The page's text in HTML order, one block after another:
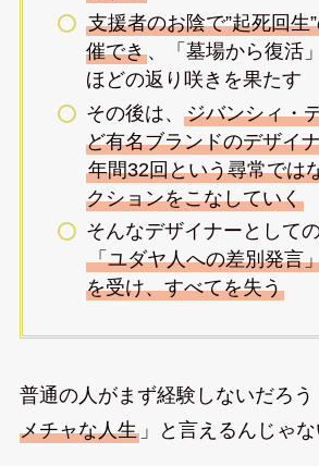
支援者のお陰で”起死回生
催でき、「墓場から復活
ほどの返り咲きを果たす
その後は、ジバンシィ・
ど有名ブランドのデザイ
年間32回という尋常では
クションをこなしていく
そんなデザイナーとして
「ユダヤ人への差別発言
を受け、すべてを失う
普通の人がまず経験しないだろう
メチャな人生」と言えるんじゃな